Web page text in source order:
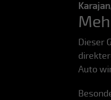
Karajan
Dieser
Auto